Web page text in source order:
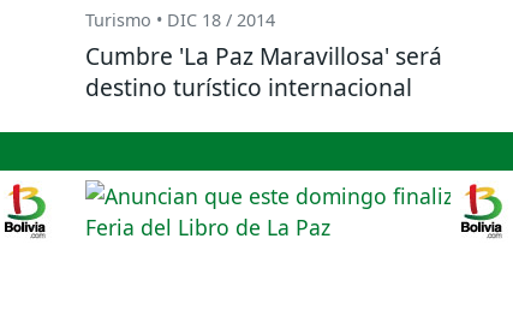
Turismo • DIC 18 / 2014
Cumbre 'La Paz Maravillosa' será
destino turístico internacional